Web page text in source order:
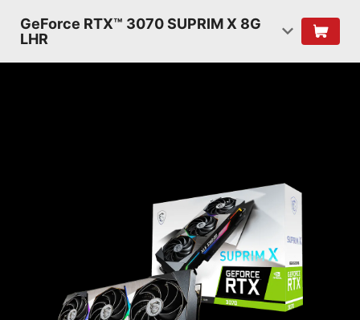
GeForce RTX™ 3070 SUPRIM X 8G
LHR